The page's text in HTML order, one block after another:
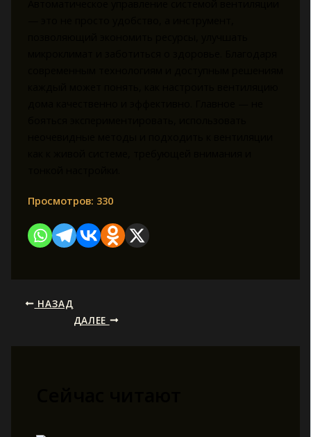
Просмотров: 330
НАЗАД
ДАЛЕЕ